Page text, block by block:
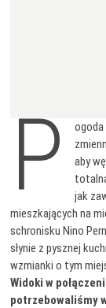
P
ogoda
aby
jak
mieszkających na
schronisku Nino
słynie z pysznej
wzmianki o tym
Widoki w
potrzebowaliśmy